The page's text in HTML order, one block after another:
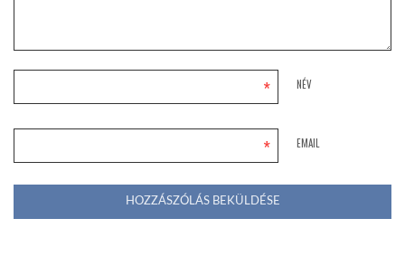
NÉV
*
EMAIL
*